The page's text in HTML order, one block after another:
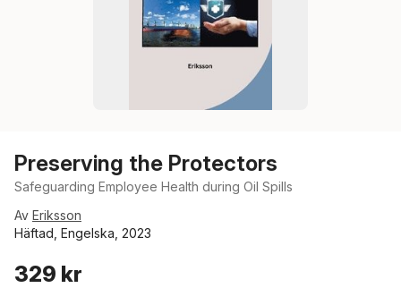
Preserving the Protectors
Safeguarding Employee Health during Oil Spills
Av Eriksson
Häftad, Engelska, 2023
329 kr